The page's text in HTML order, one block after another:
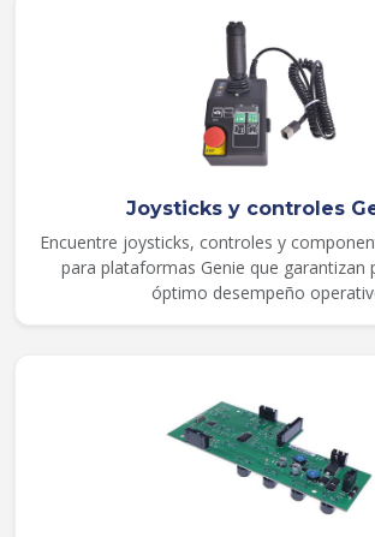
Joysticks y controles
Encuentre joysticks, controles y
para plataformas Genie que garantizan
óptimo desempeño